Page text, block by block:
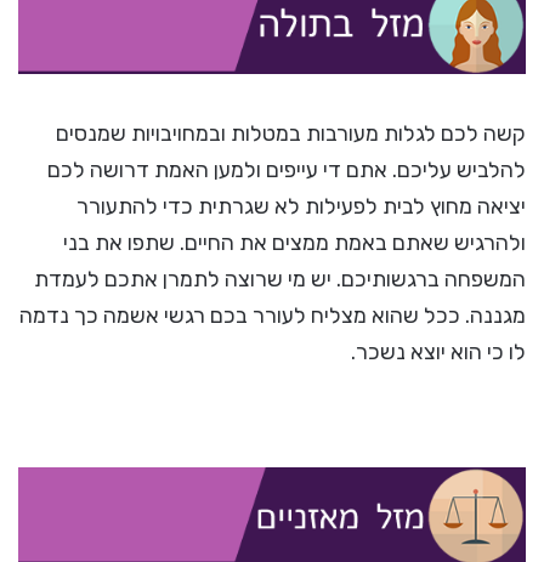
קשה לכם לגלות מעורבות במטלות ובמחויבויות שמנסים
להלביש עליכם. אתם די עייפים ולמען האמת דרושה לכם
יציאה מחוץ לבית לפעילות לא שגרתית כדי להתעורר
ולהרגיש שאתם באמת ממצים את החיים. שתפו את בני
המשפחה ברגשותיכם. יש מי שרוצה לתמרן אתכם לעמדת
מגננה. ככל שהוא מצליח לעורר בכם רגשי אשמה כך נדמה
לו כי הוא יוצא נשכר.